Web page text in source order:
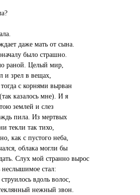
даже мать от сына.
было страшно.
раной. Целый мир,
и зрел в вещах,
с корнями вырван
казалось мне). И я
землей и слез
пила. Из мертвых
текли так тихо,
как с пустого неба,
облака могли бы
Слух мой странно вырос
стал:
вдоль волос,
нежный звон.